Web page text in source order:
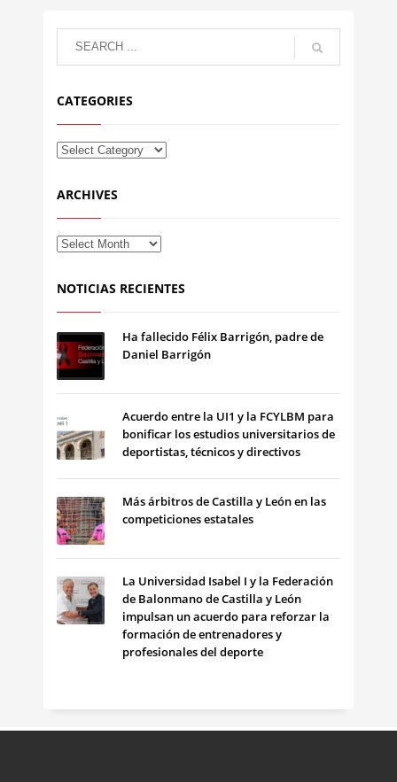
CATEGORIES
ARCHIVES
NOTICIAS RECIENTES
Ha fallecido Félix Barrigón, padre de
Daniel Barrigón
Acuerdo entre la UI1 y la FCYLBM para
bonificar los estudios universitarios de
deportistas, técnicos y directivos
Más árbitros de Castilla y León en las
competiciones estatales
La Universidad Isabel I y la Federación
de Balonmano de Castilla y León
impulsan un acuerdo para reforzar la
formación de entrenadores y
profesionales del deporte